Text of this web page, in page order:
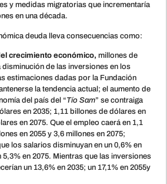
y medidas migratorias que incrementaría
en una década.
deuda lleva consecuencias como:
crecimiento económico, millones de
de las inversiones en los
estimaciones dadas por la Fundación
la tendencia actual; el aumento de
del país del “Tío Sam” se contraiga
en 2035; 1,11 billones de dólares en
en 2075. Que el empleo caerá en 1,1
en 2055 y 3,6 millones en 2075;
los salarios disminuyan en un 0,6% en
5,3% en 2075. Mientras que las inversiones
un 13,6% en 2035; un 17,1% en 2055y